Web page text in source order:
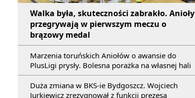
Walka była, skuteczności zabrakło. Anioły
przegrywają w pierwszym meczu o
brązowy medal
Marzenia toruńskich Aniołów o awansie do
PlusLigi prysły. Bolesna porażka na własnej hali
Duża zmiana w BKS-ie Bydgoszcz. Wojciech
Jurkiewicz zrezygnował z funkcji prezesa